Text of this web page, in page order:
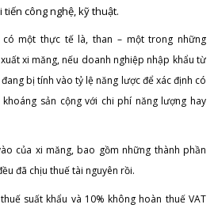
công nghệ, kỹ thuật.
có một thực tế là, than – một trong những
xi măng, nếu doanh nghiệp nhập khẩu từ
bị tính vào tỷ lệ năng lược để xác định có
sản cộng với chi phí năng lượng hay
của xi măng, bao gồm những thành phần
đã chịu thuế tài nguyên rồi.
suất khẩu và 10% không hoàn thuế VAT